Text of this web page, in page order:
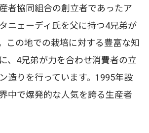
者協同組合の創立者であったア
ニェーディ氏を父に持つ4兄弟が
この地での栽培に対する豊富な知
、4兄弟が力を合わせ消費者の立
造りを行っています。1995年設
中で爆発的な人気を誇る生産者